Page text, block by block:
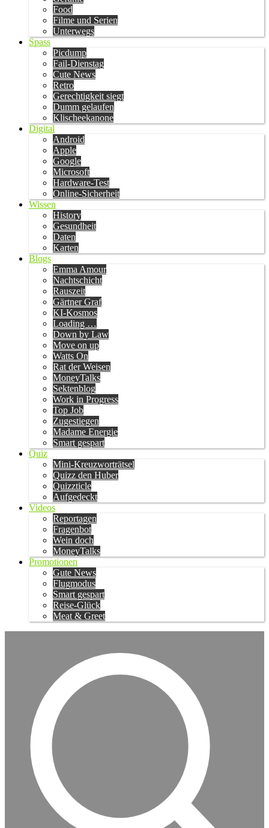
Food
Filme und Serien
Unterwegs
Spass
Picdump
Fail-Dienstag
Cute News
Retro
Gerechtigkeit siegt
Dumm gelaufen
Klischeekanone
Digital
Android
Apple
Google
Microsoft
Hardware-Test
Online-Sicherheit
Wissen
History
Gesundheit
Daten
Karten
Blogs
Emma Amour
Nachtschicht
Rauszeit
Gärtner Graf
KI-Kosmos
Loading …
Down by Law
Move on up
Watts On
Rat der Weisen
MoneyTalks
Sektenblog
Work in Progress
Top Job
Zugestiegen
Madame Energie
Smart gespart
Quiz
Mini-Kreuzworträtsel
Quizz den Huber
Quizzticle
Aufgedeckt
Videos
Reportagen
Fragenbot
Wein doch
MoneyTalks
Promotionen
Gute News
Flugmodus
Smart gespart
Reise-Glück
Meat & Greet